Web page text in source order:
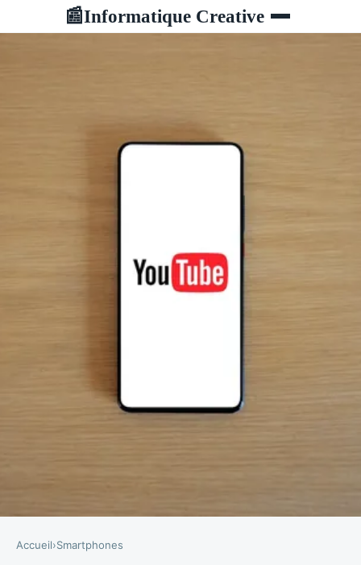
📰Informatique Creative
SMARTPHONES
Accueil›Smartphones